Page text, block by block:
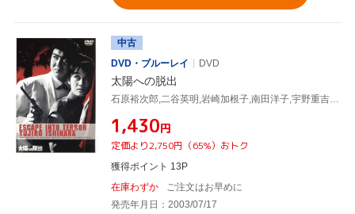
中古
DVD・ブルーレイ
DVD
太陽への脱出
石原裕次郎,二谷英明,岩崎加根子,南田洋子,宇野重吉,舛田利雄(監督),山田信夫(脚本),山崎巌(脚本)
¥1,430円
定価より2,750円（65%）おトク
獲得ポイント 13P
在庫わずか
ご注文はお早めに
発売年月日：2003/07/17